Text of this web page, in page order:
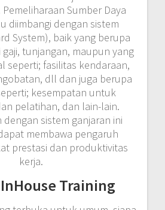
Pemeliharaan Sumber Daya
diimbangi dengan sistem
System), baik yang berupa
tunjangan, maupun yang
seperti; fasilitas kendaraan,
dll dan juga berupa
kesempatan untuk
pelatihan, dan lain-lain.
dengan sistem ganjaran ini
membawa pengaruh
prestasi dan produktivitas
kerja.
Training